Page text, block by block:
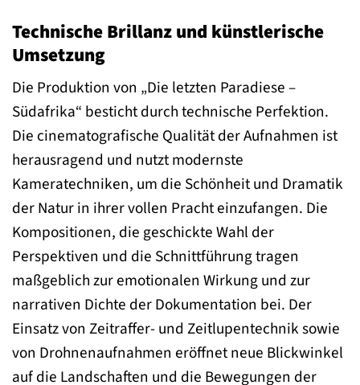
Technische Brillanz und künstlerische
Umsetzung
Die Produktion von „Die letzten Paradiese –
Südafrika“ besticht durch technische Perfektion.
Die cinematografische Qualität der Aufnahmen ist
herausragend und nutzt modernste
Kameratechniken, um die Schönheit und Dramatik
der Natur in ihrer vollen Pracht einzufangen. Die
Kompositionen, die geschickte Wahl der
Perspektiven und die Schnittführung tragen
maßgeblich zur emotionalen Wirkung und zur
narrativen Dichte der Dokumentation bei. Der
Einsatz von Zeitraffer- und Zeitlupentechnik sowie
von Drohnenaufnahmen eröffnet neue Blickwinkel
auf die Landschaften und die Bewegungen der